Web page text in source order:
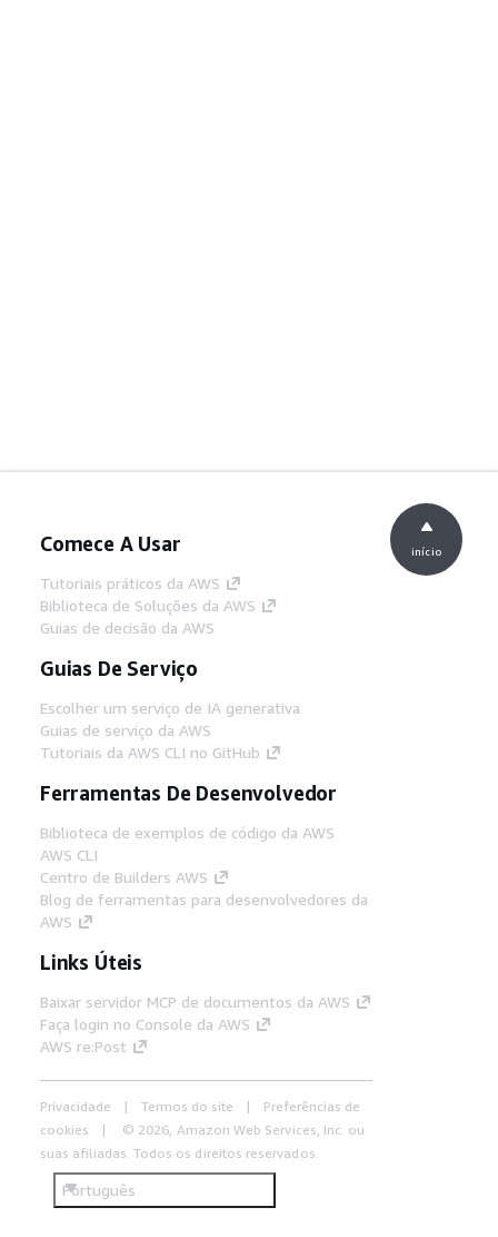
Comece A Usar
Tutoriais práticos da AWS
Biblioteca de Soluções da AWS
Guias de decisão da AWS
Guias De Serviço
Escolher um serviço de IA generativa
Guias de serviço da AWS
Tutoriais da AWS CLI no GitHub
Ferramentas De Desenvolvedor
Biblioteca de exemplos de código da AWS
AWS CLI
Centro de Builders AWS
Blog de ferramentas para desenvolvedores da
AWS
Links Úteis
Baixar servidor MCP de documentos da AWS
Faça login no Console da AWS
AWS re:Post
Privacidade Termos do site
Preferências de
cookies
© 2026, Amazon Web Services, Inc. ou
suas afiliadas. Todos os direitos reservados.
Português
início